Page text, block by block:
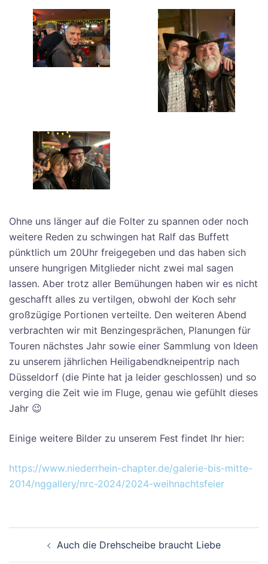
Ohne uns länger auf die Folter zu spannen oder noch
weitere Reden zu schwingen hat Ralf das Buffett
pünktlich um 20Uhr freigegeben und das haben sich
unsere hungrigen Mitglieder nicht zwei mal sagen
lassen. Aber trotz aller Bemühungen haben wir es nicht
geschafft alles zu vertilgen, obwohl der Koch sehr
großzügige Portionen verteilte. Den weiteren Abend
verbrachten wir mit Benzingesprächen, Planungen für
Touren nächstes Jahr sowie einer Sammlung von Ideen
zu unserem jährlichen Heiligabendkneipentrip nach
Düsseldorf (die Pinte hat ja leider geschlossen) und so
verging die Zeit wie im Fluge, genau wie gefühlt dieses
Jahr 😉
Einige weitere Bilder zu unserem Fest findet Ihr hier:
https://www.niederrhein-chapter.de/galerie-bis-mitte-
2014/nggallery/nrc-2024/2024-weihnachtsfeier
Auch die Drehscheibe braucht Liebe